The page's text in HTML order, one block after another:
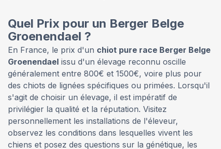
Quel Prix pour un Berger Belge
Groenendael ?
En France, le prix d'un chiot pure race Berger Belge
Groenendael issu d'un élevage reconnu oscille
généralement entre 800€ et 1500€, voire plus pour
des chiots de lignées spécifiques ou primées. Lorsqu'il
s'agit de choisir un élevage, il est impératif de
privilégier la qualité et la réputation. Visitez
personnellement les installations de l'éleveur,
observez les conditions dans lesquelles vivent les
chiens et posez des questions sur la génétique, les